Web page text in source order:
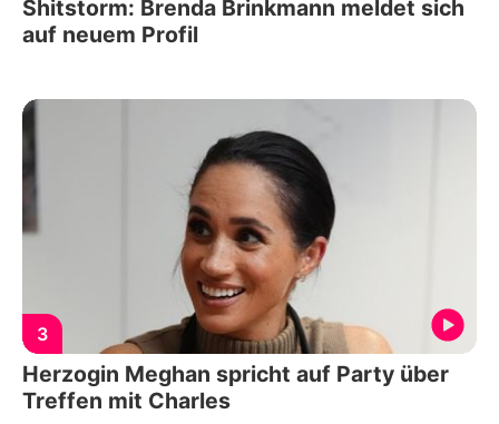
Shitstorm: Brenda Brinkmann meldet sich
auf neuem Profil
3
Herzogin Meghan spricht auf Party über
Treffen mit Charles